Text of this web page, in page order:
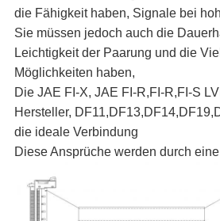
die Fähigkeit haben, Signale bei
Sie müssen jedoch auch die
Leichtigkeit der Paarung und die
Möglichkeiten haben,
Die JAE FI-X, JAE FI-R,FI-R,FI-S
Hersteller,
die ideale Verbindung
Diese Ansprüche werden durch